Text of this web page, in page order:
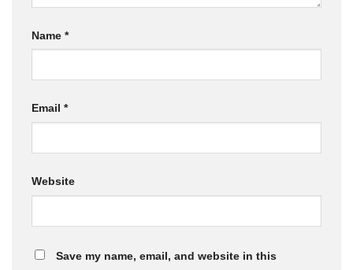
Name *
Email *
Website
Save my name, email, and website in this